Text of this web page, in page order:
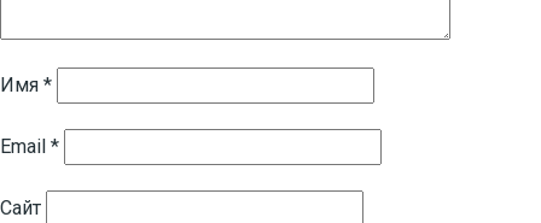
Имя *
Email *
Сайт